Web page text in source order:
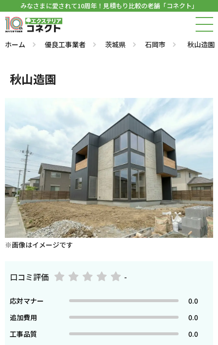
みなさまに愛されて10周年！見積もり比較の老舗「コネクト」
ホーム 優良工事業者 茨城県 石岡市 秋山造園
秋山造園
※画像はイメージです
口コミ評価 -
応対マナー
0.0
追加費用
0.0
工事品質
0.0